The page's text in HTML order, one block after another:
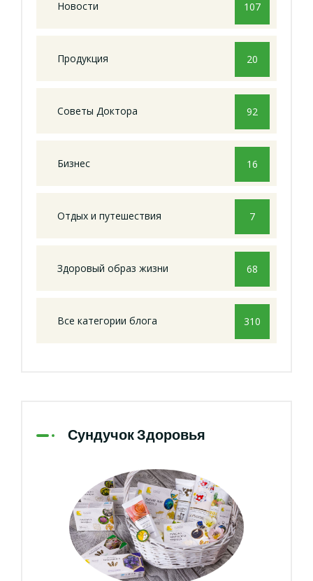
Новости 107
Продукция 20
Советы Доктора 92
Бизнес 16
Отдых и путешествия 7
Здоровый образ жизни 68
Все категории блога 310
Сундучок Здоровья